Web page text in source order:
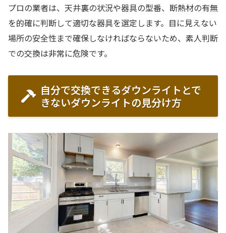
プロの業者は、天井裏の状況や器具の型番、断熱材の有無
を的確に判断して適切な器具を選定します。目に見えない
場所の安全性まで確保しなければならないため、素人判断
での交換は非常に危険です。
自分で交換できるダウンライトとで
きないダウンライトの見分け方